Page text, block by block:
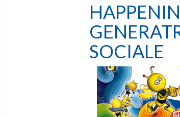
SOCIALE